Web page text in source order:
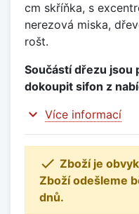
cm skříňka, s
nerezová miska,
rošt.
Součástí dřezu jsou
dokoupit sifon z
expand_more Více informací
 Zboží je
Zboží odešleme
dnů.